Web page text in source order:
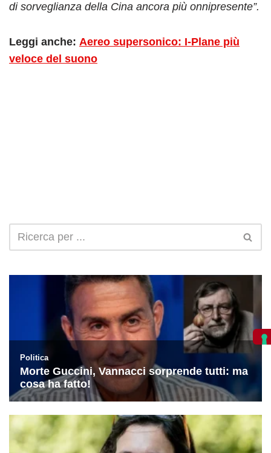
di sorveglianza della Cina ancora più onnipresente”.
Leggi anche: Aereo supersonico: I-Plane più
veloce del suono